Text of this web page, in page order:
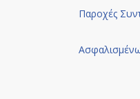
Παροχές